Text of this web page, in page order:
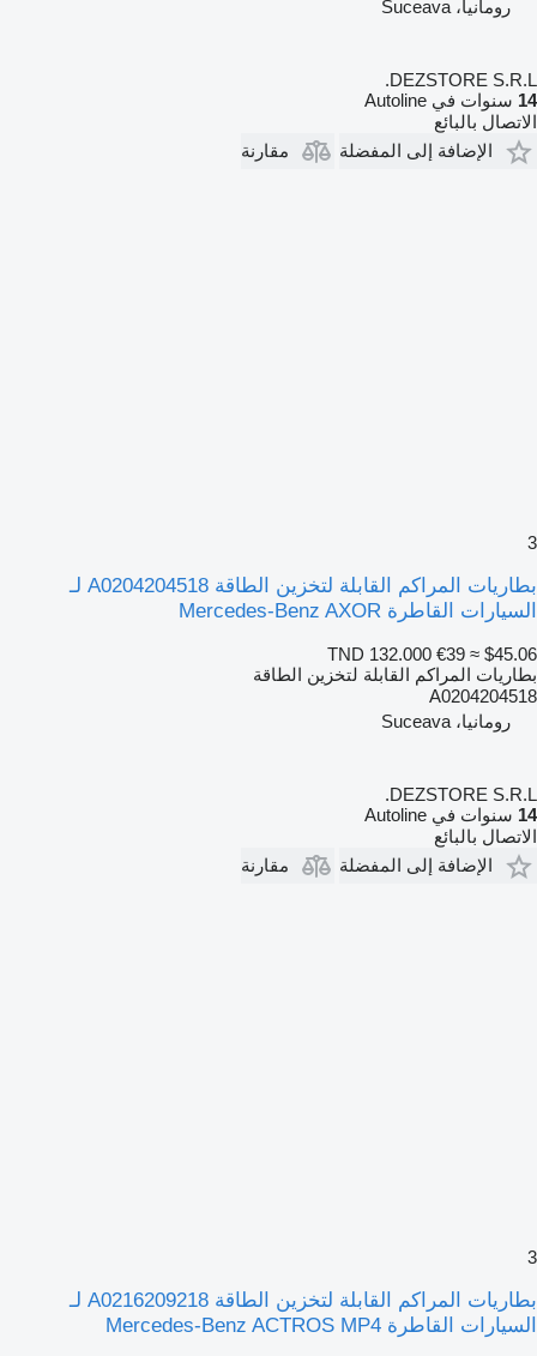
رومانيا، Suceava
DEZSTORE S.R.L.
14 سنوات في Autoline
الاتصال بالبائع
الإضافة إلى المفضلة
مقارنة
3
بطاريات المراكم القابلة لتخزين الطاقة A0204204518 لـ
السيارات القاطرة Mercedes-Benz AXOR
TND 132.000 €39 ≈ $45.06
بطاريات المراكم القابلة لتخزين الطاقة
A0204204518
رومانيا، Suceava
DEZSTORE S.R.L.
14 سنوات في Autoline
الاتصال بالبائع
الإضافة إلى المفضلة
مقارنة
3
بطاريات المراكم القابلة لتخزين الطاقة A0216209218 لـ
السيارات القاطرة Mercedes-Benz ACTROS MP4